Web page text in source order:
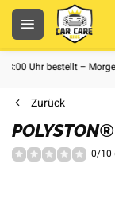
Uhr bestellt –
Zurück
0/10